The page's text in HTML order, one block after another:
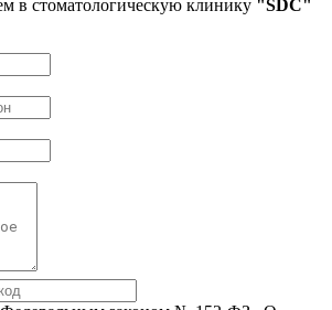
в стоматологическую клинику "SDC"